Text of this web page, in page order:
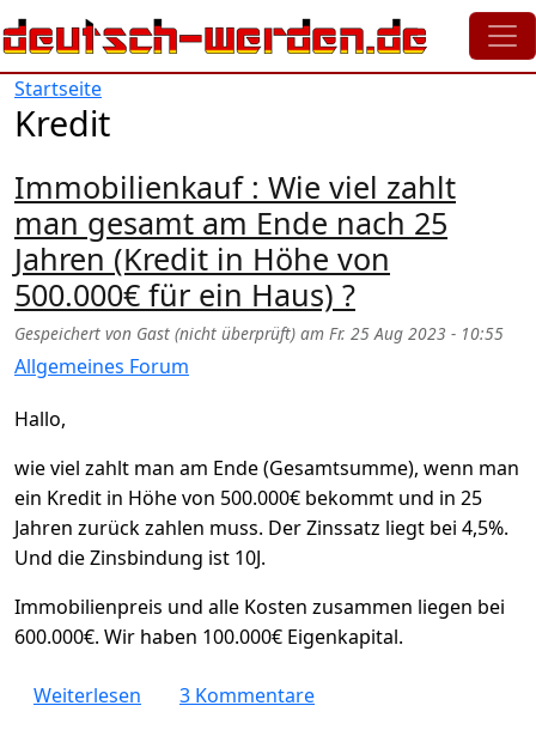
Direkt zum Inhalt
Startseite
Kredit
Immobilienkauf : Wie viel zahlt
man gesamt am Ende nach 25
Jahren (Kredit in Höhe von
500.000€ für ein Haus) ?
Gespeichert von Gast (nicht überprüft) am Fr. 25 Aug 2023 - 10:55
Allgemeines Forum
Hallo,
wie viel zahlt man am Ende (Gesamtsumme), wenn man
ein Kredit in Höhe von 500.000€ bekommt und in 25
Jahren zurück zahlen muss. Der Zinssatz liegt bei 4,5%.
Und die Zinsbindung ist 10J.
Immobilienpreis und alle Kosten zusammen liegen bei
600.000€. Wir haben 100.000€ Eigenkapital.
Weiterlesen über Immobilienkauf : Wie viel zahlt man
3 Kommentare